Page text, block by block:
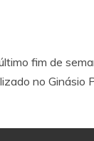
fim de
no